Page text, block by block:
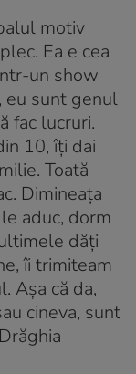
motiv
Ea e cea
un show
eu sunt genul
fac lucruri.
10, îți dai
Toată
Dimineața
aduc, dorm
dăți
îi trimiteam
Așa că da,
cineva, sunt